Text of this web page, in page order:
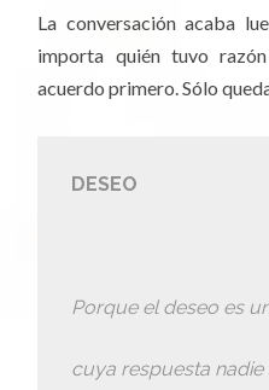
La conversación acaba
importa quién tuvo
acuerdo primero. Sólo
DESEO
Porque el deseo es
cuya respuesta nadie